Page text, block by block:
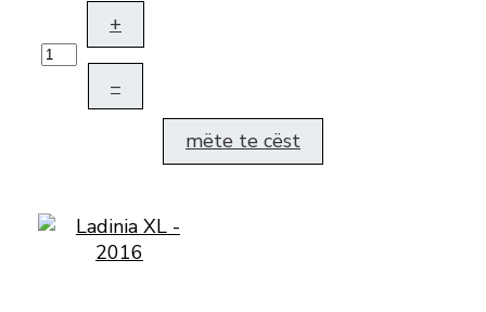
+
–
mëte te cëst